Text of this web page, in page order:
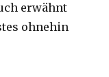
erwähnt
ohnehin